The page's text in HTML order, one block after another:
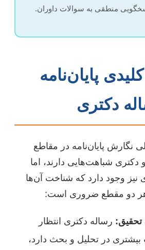
منطقی به سوالات داوران.
پایان‌نامه
دکتری
نگارش پایان‌نامه در مقاطع
شباهت‌هایی دارند، اما
نیز وجود دارد که شناخت آن‌ها
هر دو مقطع ضروری است:
رساله دکتری انتظار
در تحلیل و بحث دارد،